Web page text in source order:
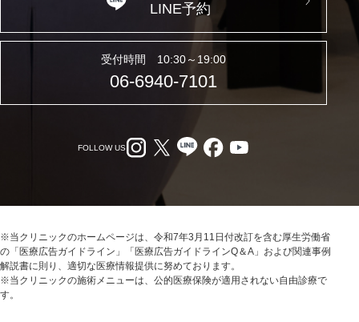
LINE予約
受付時間 10:30～19:00
06-6940-7101
FOLLOW US
※当クリニックのホームページは、令和7年3月11日付改訂を含む厚生労働省
の「医療広告ガイドライン」「医療広告ガイドラインQ＆A」および関連事例
解説書に則り、適切な医療情報提供に努めております。
※当クリニックの施術メニューは、公的医療保険が適用されない自由診療で
す。